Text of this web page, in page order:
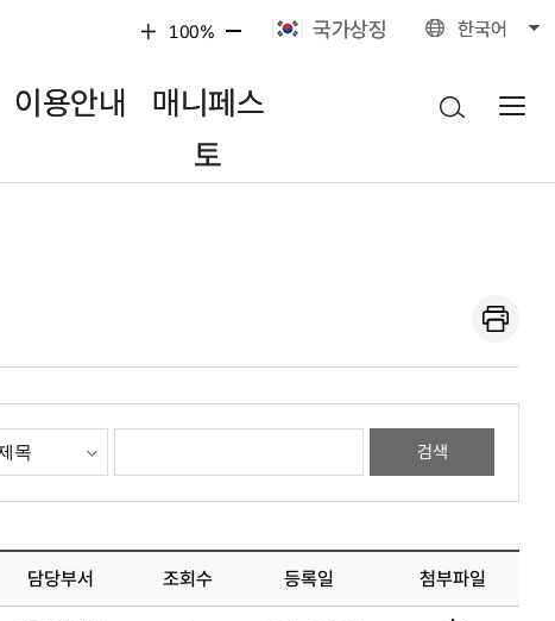
100% 국가상징 한국어
이용안내
매니페스
토
담당부서 조회수 등록일 첨부파일